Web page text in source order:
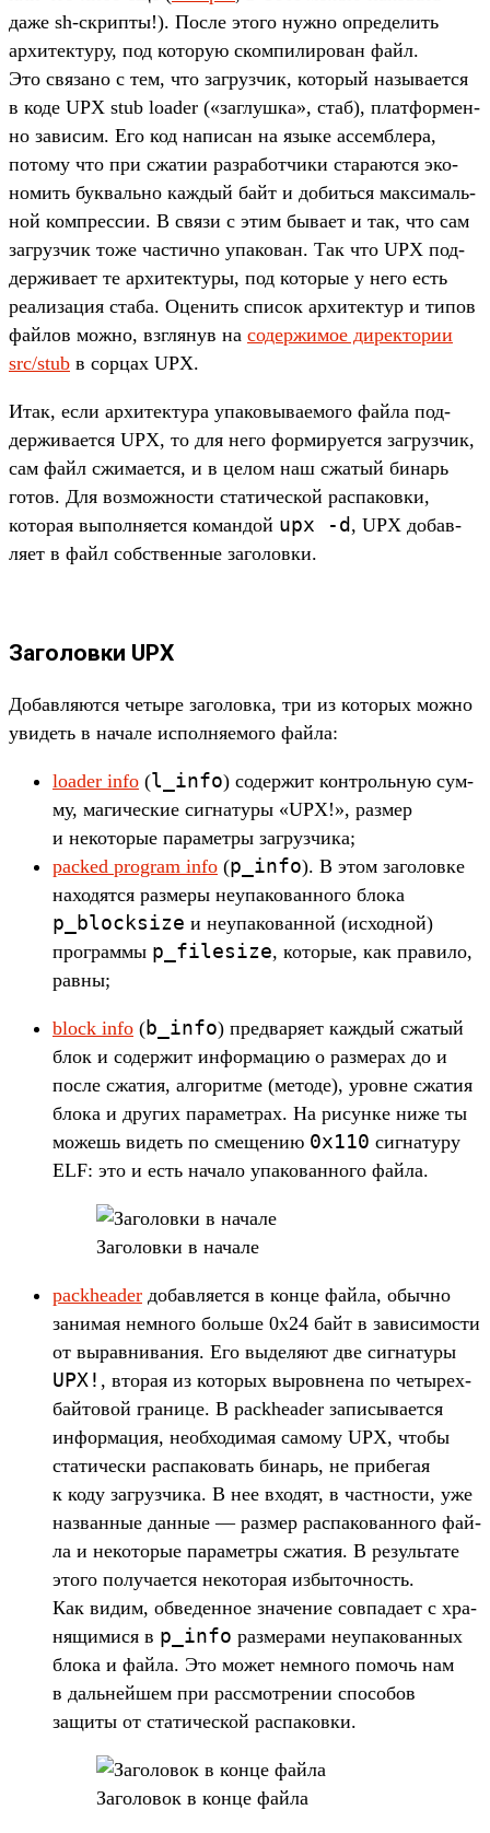
даже sh-скрип­ты!). Пос­ле это­го нуж­но опре­делить
архи­тек­туру, под которую ском­пилиро­ван файл.
Это свя­зано с тем, что заг­рузчик, который называ­ется
в коде UPX stub loader («заг­лушка», стаб), плат­формен­
но зависим. Его код написан на язы­ке ассем­бле­ра,
потому что при сжа­тии раз­работ­чики ста­рают­ся эко­
номить бук­валь­но каж­дый байт и добить­ся мак­сималь­
ной ком­прес­сии. В свя­зи с этим быва­ет и так, что сам
заг­рузчик тоже час­тично упа­кован. Так что UPX под­
держи­вает те архи­тек­туры, под которые у него есть
реали­зация ста­ба. Оце­нить спи­сок архи­тек­тур и типов
фай­лов мож­но, взгля­нув на со­дер­жимое дирек­тории
src/stub в сор­цах UPX.
Итак, если архи­тек­тура упа­ковы­ваемо­го фай­ла под­
держи­вает­ся UPX, то для него фор­миру­ется заг­рузчик,
сам файл сжи­мает­ся, и в целом наш сжа­тый бинарь
готов. Для воз­можнос­ти ста­тичес­кой рас­паков­ки,
которая выпол­няет­ся коман­дой upx -d , UPX добав­
ляет в файл собс­твен­ные заголов­ки.
Заголовки UPX
До­бав­ляют­ся четыре заголов­ка, три из которых мож­но
уви­деть в начале исполня­емо­го фай­ла:
loader info (l_info) содер­жит кон­троль­ную сум­
му, магичес­кие сиг­натуры «UPX!», раз­мер
и некото­рые парамет­ры заг­рузчи­ка;
packed program info (p_info). В этом заголов­ке
находят­ся раз­меры неупа­кован­ного бло­ка
p_blocksize и неупа­кован­ной (исходной)
прог­раммы p_filesize, которые, как пра­вило,
рав­ны;
block info (b_info) пред­варя­ет каж­дый сжа­тый
блок и содер­жит информа­цию о раз­мерах до и
пос­ле сжа­тия, алго­рит­ме (методе), уров­не сжа­тия
бло­ка и дру­гих парамет­рах. На рисун­ке ниже ты
можешь видеть по сме­щению 0x110 сиг­натуру
ELF: это и есть начало упа­кован­ного фай­ла.
За­голов­ки в начале
packheader добав­ляет­ся в кон­це фай­ла, обыч­но
занимая нем­ного боль­ше 0x24 байт в зависи­мос­ти
от вырав­нивания. Его выделя­ют две сиг­натуры
UPX! , вто­рая из которых выров­нена по четырех­
бай­товой гра­нице. В packheader записы­вает­ся
информа­ция, необ­ходимая самому UPX, что­бы
ста­тичес­ки рас­паковать бинарь, не при­бегая
к коду заг­рузчи­ка. В нее вхо­дят, в час­тнос­ти, уже
наз­ванные дан­ные — раз­мер рас­пакован­ного фай­
ла и некото­рые парамет­ры сжа­тия. В резуль­тате
это­го получа­ется некото­рая избы­точ­ность.
Как видим, обве­ден­ное зна­чение сов­пада­ет с хра­
нящи­мися в p_info раз­мерами неупа­кован­ных
бло­ка и фай­ла. Это может нем­ного помочь нам
в даль­нейшем при рас­смот­рении спо­собов
защиты от ста­тичес­кой рас­паков­ки.
За­голо­вок в кон­це фай­ла